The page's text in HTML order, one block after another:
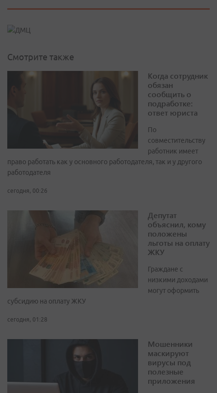
Смотрите также
Когда сотрудник
обязан
сообщить о
подработке:
ответ юриста
По
совместительству
работник имеет
право работать как у основного работодателя, так и у другого
работодателя
сегодня, 00:26
Депутат
объяснил, кому
положены
льготы на оплату
ЖКУ
Граждане с
низкими доходами
могут оформить
субсидию на оплату ЖКУ
сегодня, 01:28
Мошенники
маскируют
вирусы под
полезные
приложения